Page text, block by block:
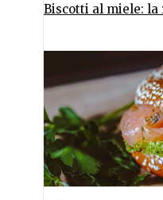
Biscotti al miele: la